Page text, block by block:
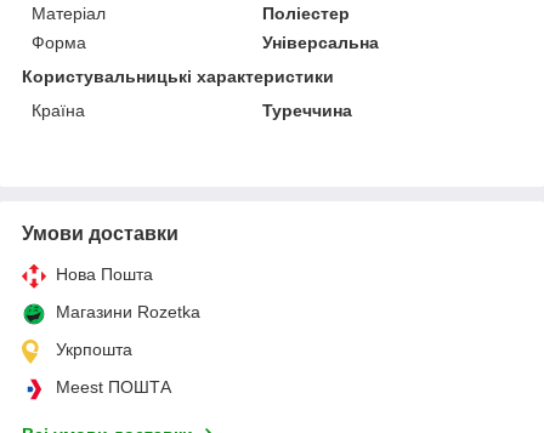
Матеріал
Поліестер
Форма
Універсальна
Користувальницькі характеристики
Країна
Туреччина
Умови доставки
Нова Пошта
Магазини Rozetka
Укрпошта
Meest ПОШТА